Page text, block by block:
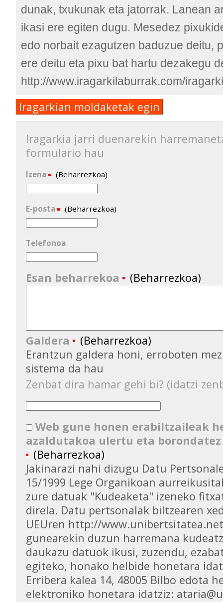
dunak, txukunak eta jatorrak. Lanean
ikasi ere egiten dugu. Mesedez
edo norbait ezagutzen baduzue deitu,
ere deitu eta pixu bat hartu dezakegu
http://www.iragarkilaburrak.com/
Iragarkian moldaketak egin
Iragarkia jarri duenarekin
formulario hau
Izena (Beharrezkoa)
E-posta (Beharrezkoa)
Telefonoa
Esan beharrekoa (Beharrezkoa)
Galdera
(Beharrezkoa)
Erantzun galdera honi, erroboten
sistema da hau
Zenbat dira hamar gehi bi? (idatzi
Web gune honen erabiltzaileak
azaldutakoa ulertu eta
(Beharrezkoa)
Jakinarazi nahi dizugu Datu
15/1999 Lege Organikoan
zure datuak "Kudeaketa" izeneko
direla. Datu pertsonalak biltzearen
UEUren http://
gunearekin duzun harremana
daukazu datuok ikusi, zuzendu,
egiteko, honako helbide honetara
Erribera kalea 14, 48005 Bilbo edota
elektroniko honetara idatziz: